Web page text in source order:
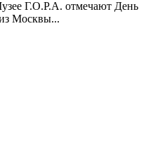
Г.О.Р.А. отмечают День
Москвы...